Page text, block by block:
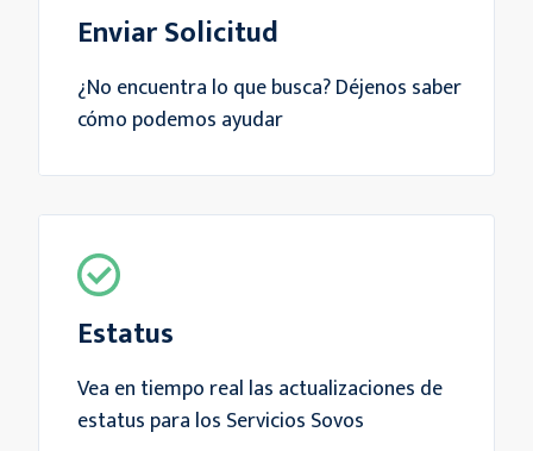
Enviar Solicitud
¿No encuentra lo que busca? Déjenos saber
cómo podemos ayudar
Estatus
Vea en tiempo real las actualizaciones de
estatus para los Servicios Sovos